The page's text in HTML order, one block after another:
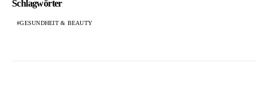
Schlagwörter
GESUNDHEIT & BEAUTY